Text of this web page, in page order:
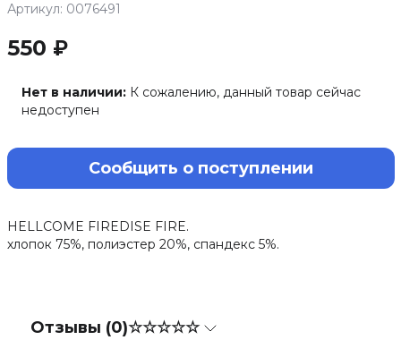
Артикул: 0076491
550 ₽
Нет в наличии: К сожалению, данный товар сейчас
недоступен
Сообщить о поступлении
HELLCOME FIREDISE FIRE.
хлопок 75%, полиэстер 20%, спандекс 5%.
Отзывы (0)☆☆☆☆☆